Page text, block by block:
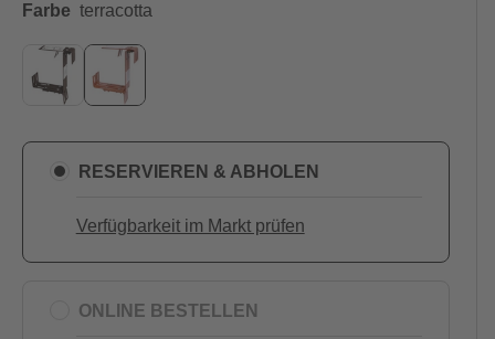
Farbe terracotta
RESERVIEREN & ABHOLEN
Verfügbarkeit im Markt prüfen
ONLINE BESTELLEN